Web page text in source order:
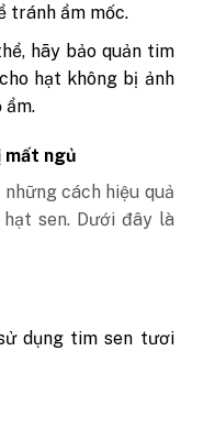
tránh ẩm mốc.
hãy bảo quản tim
hạt không bị ảnh
ẩm.
mất ngủ
cách hiệu quả
sen. Dưới đây là
dụng tim sen tươi